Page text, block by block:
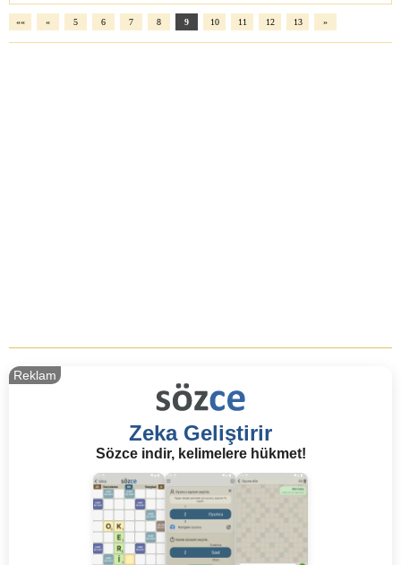
«« « 5 6 7 8 9 10 11 12 13 »
Zeka Geliştirir
Sözce indir, kelimelere hükmet!
Reklam